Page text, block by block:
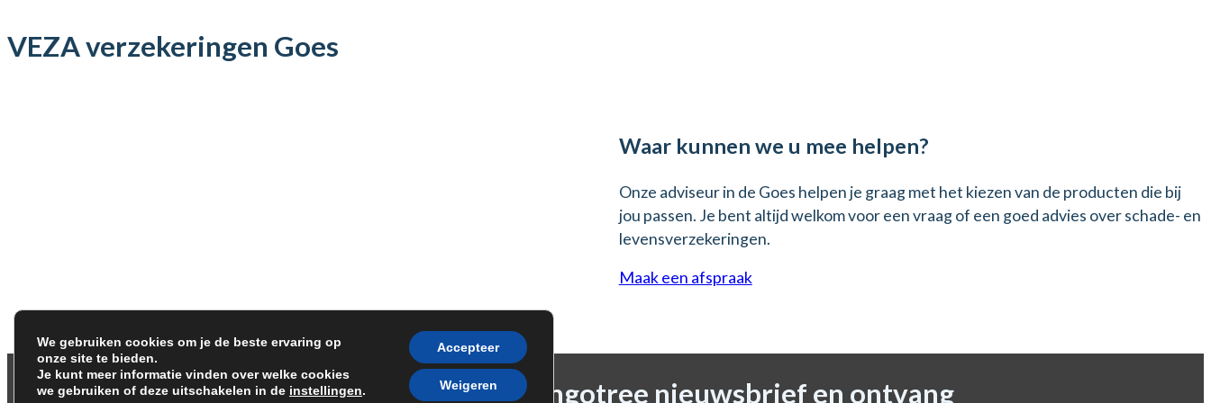
VEZA verzekeringen Goes
Waar kunnen we u mee helpen?
Onze adviseur in de Goes helpen je graag met het kiezen van de producten die bij
jou passen. Je bent altijd welkom voor een vraag of een goed advies over schade- en
levensverzekeringen.
Maak een afspraak
Meld je aan voor de Mangotree nieuwsbrief en ontvang
We gebruiken cookies om je de beste ervaring op
onze site te bieden.
Je kunt meer informatie vinden over welke cookies
we gebruiken of deze uitschakelen in de instellingen.
Accepteer
Weigeren